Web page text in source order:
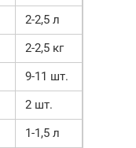
2-2,5 л
2-2,5 кг
9-11 шт.
2 шт.
1-1,5 л